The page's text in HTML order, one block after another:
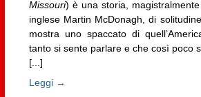
Missouri) è una storia,
inglese Martin McDonagh, di
mostra uno spaccato di
tanto si sente parlare e che così poco
[...]
Leggi →